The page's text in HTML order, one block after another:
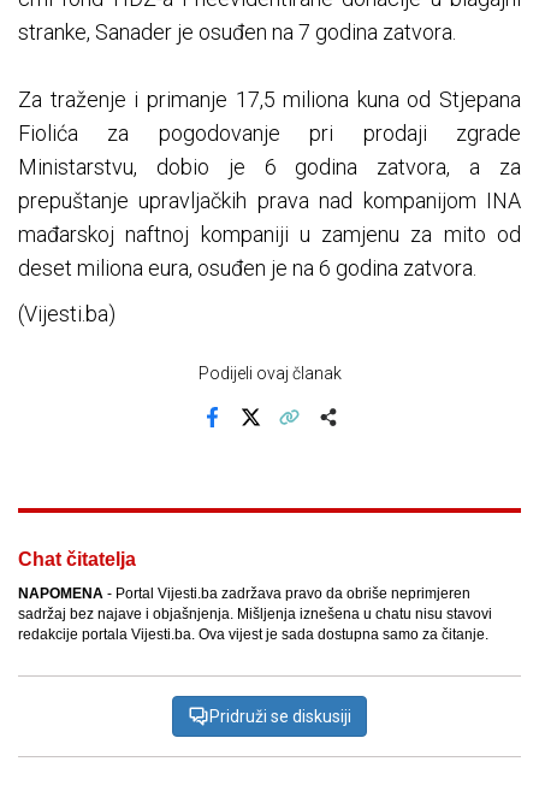
stranke, Sanader je osuđen na 7 godina zatvora.
Za traženje i primanje 17,5 miliona kuna od Stjepana
Fiolića za pogodovanje pri prodaji zgrade
Ministarstvu, dobio je 6 godina zatvora, a za
prepuštanje upravljačkih prava nad kompanijom INA
mađarskoj naftnoj kompaniji u zamjenu za mito od
deset miliona eura, osuđen je na 6 godina zatvora.
(Vijesti.ba)
Podijeli ovaj članak
Chat čitatelja
NAPOMENA - Portal Vijesti.ba zadržava pravo da obriše neprimjeren
sadržaj bez najave i objašnjenja. Mišljenja iznešena u chatu nisu stavovi
redakcije portala Vijesti.ba. Ova vijest je sada dostupna samo za čitanje.
Pridruži se diskusiji